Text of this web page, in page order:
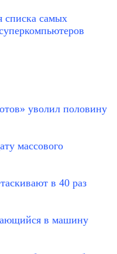
списка самых
уволил половину
массового
в 40 раз
в машину